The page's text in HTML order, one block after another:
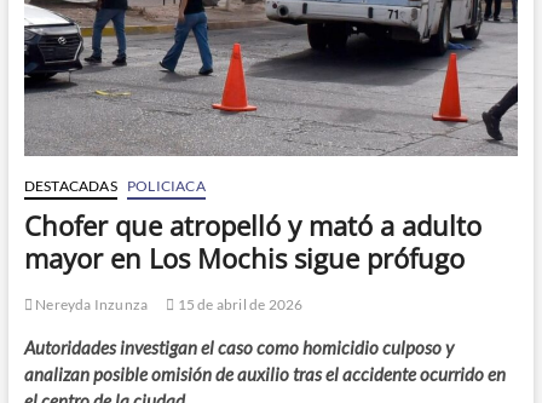
DESTACADAS POLICIACA
Chofer que atropelló y mató a adulto
mayor en Los Mochis sigue prófugo
Nereyda Inzunza 15 de abril de 2026
Autoridades investigan el caso como homicidio culposo y
analizan posible omisión de auxilio tras el accidente ocurrido en